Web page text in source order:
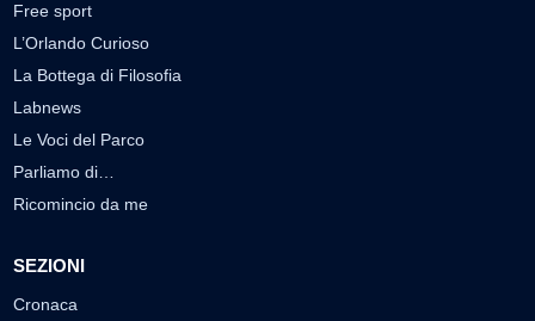
Free sport
L’Orlando Curioso
La Bottega di Filosofia
Labnews
Le Voci del Parco
Parliamo di…
Ricomincio da me
SEZIONI
Cronaca